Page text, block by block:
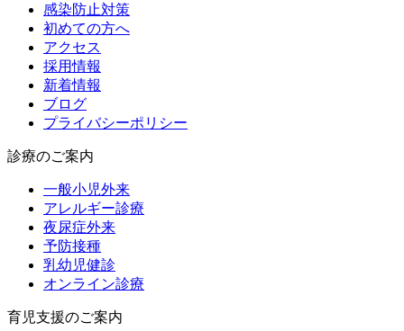
感染防止対策
初めての方へ
アクセス
採用情報
新着情報
ブログ
プライバシーポリシー
診療のご案内
一般小児外来
アレルギー診療
夜尿症外来
予防接種
乳幼児健診
オンライン診療
育児支援のご案内